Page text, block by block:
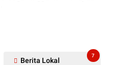
Berita Lokal
7